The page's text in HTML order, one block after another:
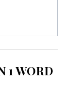
1 WORD